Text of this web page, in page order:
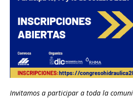
Invitamos a participar a toda la